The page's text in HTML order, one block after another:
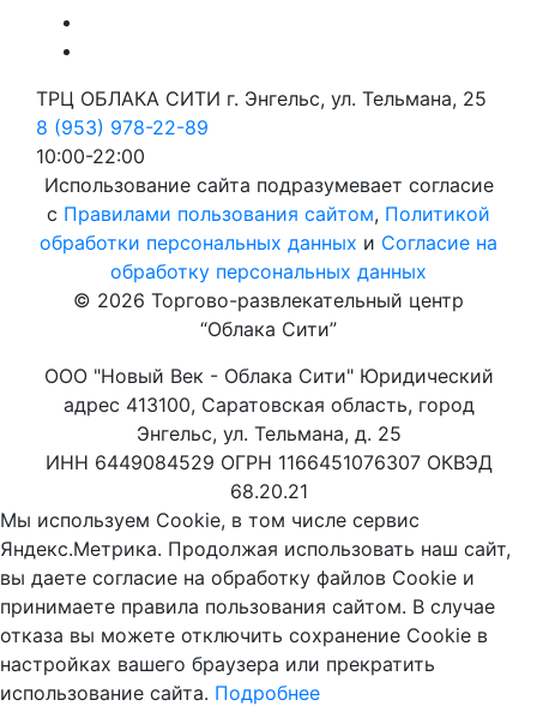
ТРЦ ОБЛАКА СИТИ г. Энгельс, ул. Тельмана, 25
8 (953) 978-22-89
10:00-22:00
© 2026 Торгово-развлекательный центр
“Облака Сити”
Использование сайта подразумевает согласие
с Правилами пользования сайтом, Политикой
обработки персональных данных и Согласие на
обработку персональных данных
ООО "Новый Век - Облака Сити" Юридический
адрес 413100, Саратовская область, город
Энгельс, ул. Тельмана, д. 25
ИНН 6449084529 ОГРН 1166451076307 ОКВЭД
68.20.21
Мы используем Cookie, в том числе сервис
Яндекс.Метрика. Продолжая использовать наш сайт,
вы даете согласие на обработку файлов Cookie и
принимаете правила пользования сайтом. В случае
отказа вы можете отключить сохранение Cookie в
настройках вашего браузера или прекратить
использование сайта. Подробнее